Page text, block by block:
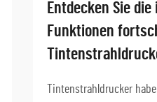
Entdecken Sie
Funktionen
Tintenstrahldrucker